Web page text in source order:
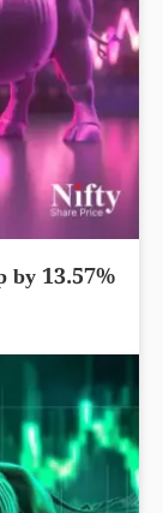
by 13.57%